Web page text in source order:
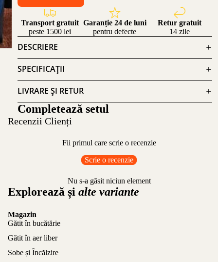
Transport gratuit
peste 1500 lei
Garanție 24 de luni
pentru defecte
Retur gratuit
14 zile
DESCRIERE
SPECIFICAȚII
LIVRARE ȘI RETUR
Completează setul
Recenzii Clienți
Fii primul care scrie o recenzie
Scrie o recenzie
Nu s-a găsit niciun element
Explorează și alte variante
Magazin
Gătit în bucătărie
Gătit în aer liber
Sobe și Încălzire